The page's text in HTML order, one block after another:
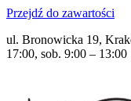
Przejdź do zawartości
ul. Bronowicka 19,
17:00, sob. 9:00 – 13:00